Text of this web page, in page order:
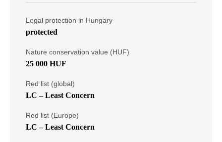
Legal protection in Hungary
protected
Nature conservation value (HUF)
25 000 HUF
Red list (global)
LC – Least Concern
Red list (Europe)
LC – Least Concern